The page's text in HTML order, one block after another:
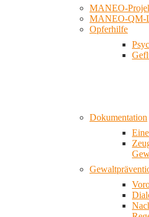
MANEO-
MANEO-QM-
Opferhilfe
Dokumentation